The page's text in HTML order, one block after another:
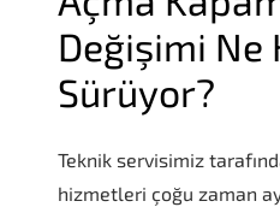
Değişimi Ne
Sürüyor?
Teknik servisimiz
hizmetleri çoğu zaman